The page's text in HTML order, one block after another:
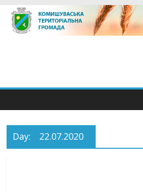
Skip
content
Day: 22.07.2020